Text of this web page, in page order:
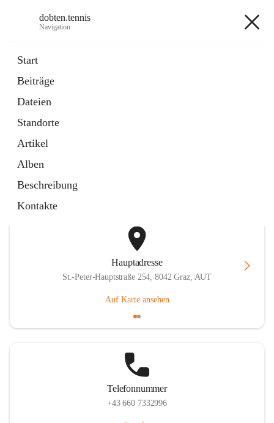
dobten.tennis
Navigation
Start
Beiträge
Dateien
Standorte
Artikel
Alben
Beschreibung
Kontakte
Externe Webseite
in
Tab
Online-Reservierung
Externe Webseite
öffnet
in
neuem
Tab
Hauptadresse
St.-Peter-Hauptstraße 254, 8042 Graz, AUT
Auf Karte ansehen
Telefonnummer
+43 660 7332996